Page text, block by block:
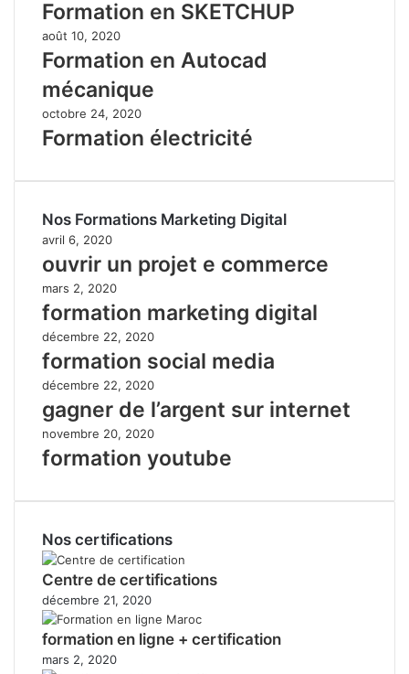
Formation en SKETCHUP
août 10, 2020
Formation en Autocad
mécanique
octobre 24, 2020
Formation électricité
Nos Formations Marketing Digital
avril 6, 2020
ouvrir un projet e commerce
mars 2, 2020
formation marketing digital
décembre 22, 2020
formation social media
décembre 22, 2020
gagner de l’argent sur internet
novembre 20, 2020
formation youtube
Nos certifications
Centre de certifications
décembre 21, 2020
formation en ligne + certification
mars 2, 2020